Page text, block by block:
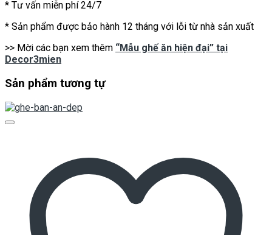
* Tư vấn miễn phí 24/7
* Sản phẩm được bảo hành 12 tháng với lỗi từ nhà sản xuất
>> Mời các bạn xem thêm “Mẫu ghế ăn hiện đại” tại
Decor3mien
Sản phẩm tương tự